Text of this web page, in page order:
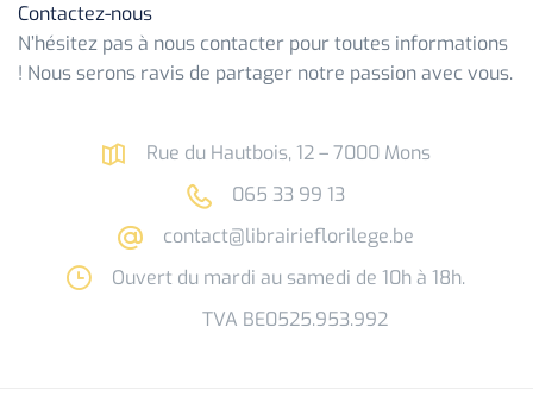
Contactez-nous
N’hésitez pas à nous contacter pour toutes informations
! Nous serons ravis de partager notre passion avec vous.
Rue du Hautbois, 12 – 7000 Mons
065 33 99 13
contact@librairieflorilege.be
Ouvert du mardi au samedi de 10h à 18h.
TVA BE0525.953.992